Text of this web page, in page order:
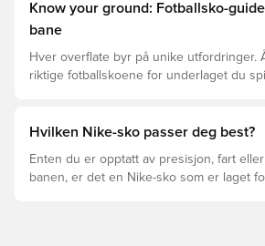
Know your ground: Fotballsko-
bane
Hver overflate byr på unike utfordringer.
riktige fotballskoene for underlaget du
fotballsko som er det beste valget for de
Hvilken Nike-sko passer deg best?
Enten du er opptatt av presisjon, fart
banen, er det en Nike-sko som er laget